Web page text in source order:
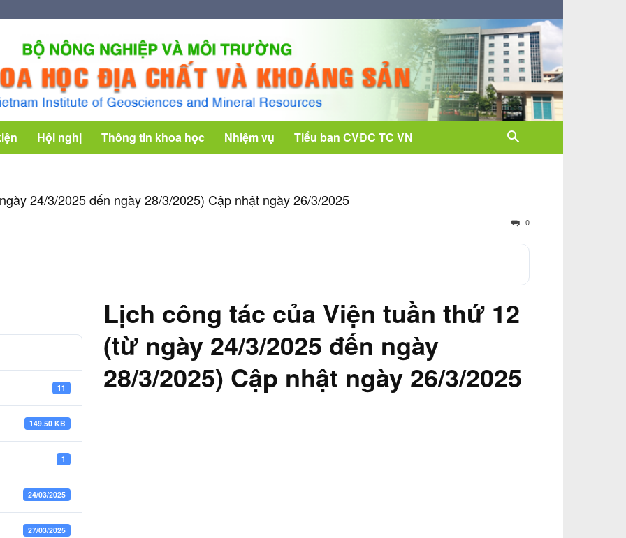
Hội nghị Thông tin khoa học Nhiệm vụ Tiểu ban CVĐC TC VN
24/3/2025 đến ngày 28/3/2025) Cập nhật ngày 26/3/2025
0
11
149.50 KB
1
24/03/2025
27/03/2025
Lịch công tác của Viện tuần thứ 12
(từ ngày 24/3/2025 đến ngày
28/3/2025) Cập nhật ngày 26/3/2025